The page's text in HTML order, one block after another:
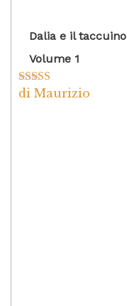
Dalia e il
Volume 1
Valutato4
di Maurizio